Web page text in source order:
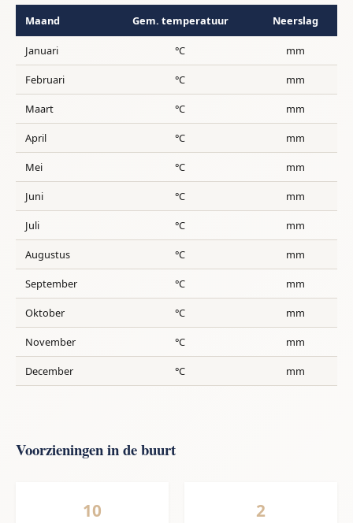
Maand Gem. temperatuur Neerslag
Januari °C mm
Februari °C mm
Maart °C mm
April °C mm
Mei °C mm
Juni °C mm
Juli °C mm
Augustus °C mm
September °C mm
Oktober °C mm
November °C mm
December °C mm
Voorzieningen in de buurt
10 2